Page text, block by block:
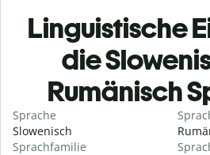
Linguistische
die
Rumänisch
Sprache
Slowenisch
Sprachfamilie